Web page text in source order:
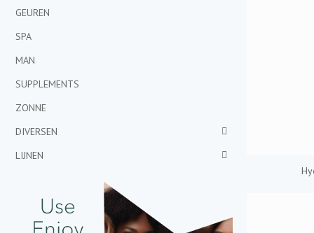
GEUREN
SPA
MAN
SUPPLEMENTS
ZONNE
DIVERSEN
LIJNEN